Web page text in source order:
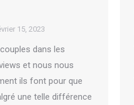
15, 2023
dans les
et nous nous
ils font pour que
une telle différence